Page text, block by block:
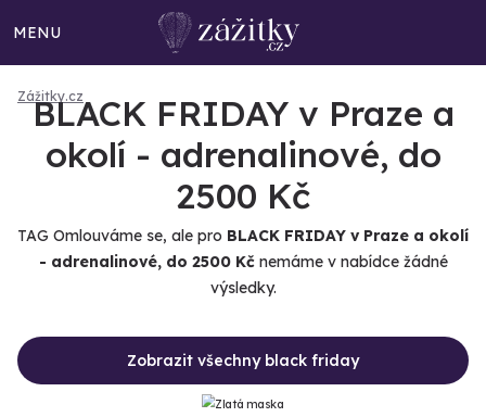
MENU
Zážitky.cz
BLACK FRIDAY v Praze a
okolí - adrenalinové, do
2500 Kč
TAG Omlouváme se, ale pro BLACK FRIDAY v Praze a okolí
- adrenalinové, do 2500 Kčnemáme v nabídce žádné
výsledky.
Zobrazit všechny black friday